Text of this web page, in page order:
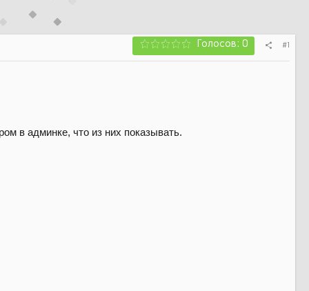
Голосов: 0 #1
в админке, что из них показывать.